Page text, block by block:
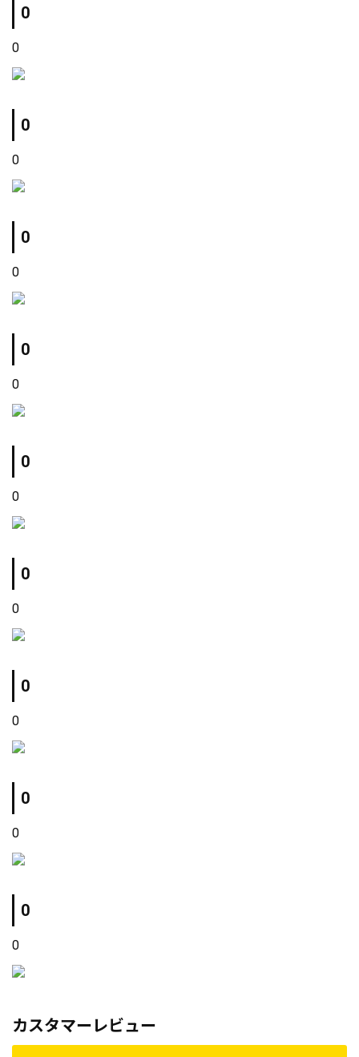
0
0
0
0
0
0
0
0
0
0
0
0
0
0
0
0
0
0
カスタマーレビュー